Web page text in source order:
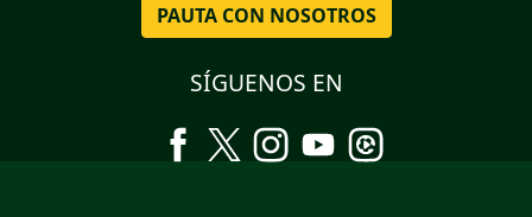
PAUTA CON NOSOTROS
SÍGUENOS EN